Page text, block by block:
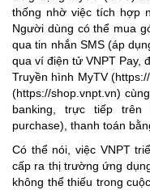
thống nhờ việc tích hợp
Người dùng có thể mua
qua tin nhắn SMS (áp
qua ví điện tử VNPT Pay,
Truyền hình MyTV
(https://shop.vnpt.vn)
banking, trực tiếp trên
purchase), thanh toán
Có thể nói, việc VNPT
cấp ra thị trường ứng
không thể thiếu trong